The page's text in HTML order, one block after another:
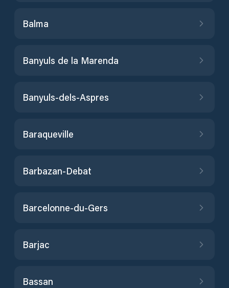
Balma
Banyuls de la Marenda
Banyuls-dels-Aspres
Baraqueville
Barbazan-Debat
Barcelonne-du-Gers
Barjac
Bassan